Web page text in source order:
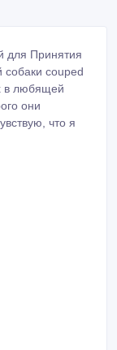
для Принятия
собаки couped
в любящей
они
что я